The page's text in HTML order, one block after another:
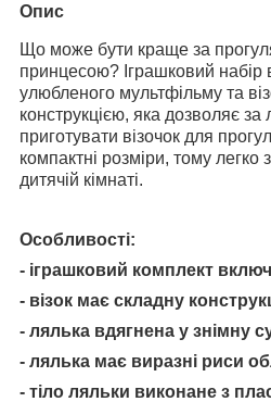
Опис
Що може бути краще за
принцесою? Іграшковий набір
улюбленого мультфільму та
конструкцією, яка дозволяє за
приготувати візочок для
компактні розміри, тому легко
дитячій кімнаті.
Особливості:
- іграшковий комплект
- візок має складну
- лялька вдягнена у знімну
- лялька має виразні риси
- тіло ляльки виконане з